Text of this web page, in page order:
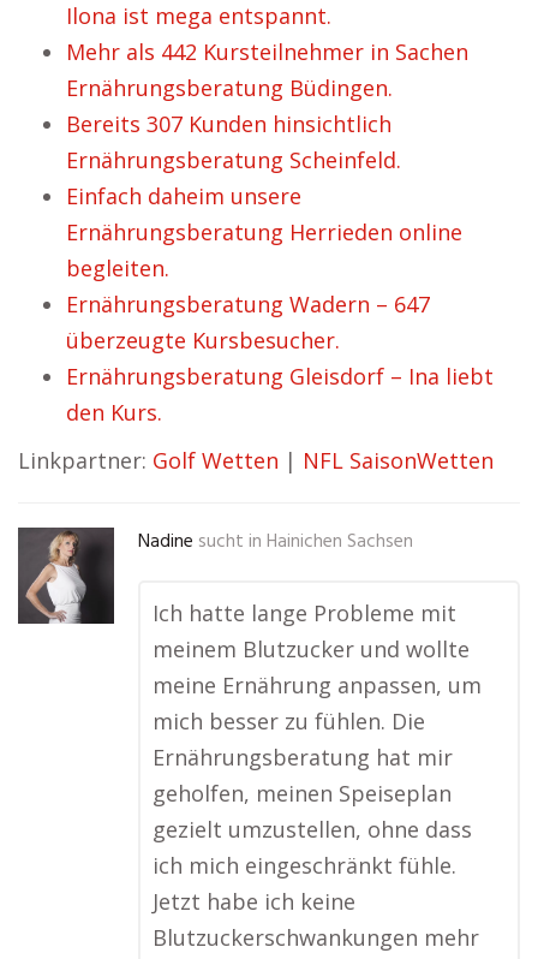
Ilona ist mega entspannt.
Mehr als 442 Kursteilnehmer in Sachen
Ernährungsberatung Büdingen.
Bereits 307 Kunden hinsichtlich
Ernährungsberatung Scheinfeld.
Einfach daheim unsere
Ernährungsberatung Herrieden online
begleiten.
Ernährungsberatung Wadern – 647
überzeugte Kursbesucher.
Ernährungsberatung Gleisdorf – Ina liebt
den Kurs.
Linkpartner: Golf Wetten | NFL SaisonWetten
Nadine sucht in Hainichen Sachsen
Ich hatte lange Probleme mit
meinem Blutzucker und wollte
meine Ernährung anpassen, um
mich besser zu fühlen. Die
Ernährungsberatung hat mir
geholfen, meinen Speiseplan
gezielt umzustellen, ohne dass
ich mich eingeschränkt fühle.
Jetzt habe ich keine
Blutzuckerschwankungen mehr